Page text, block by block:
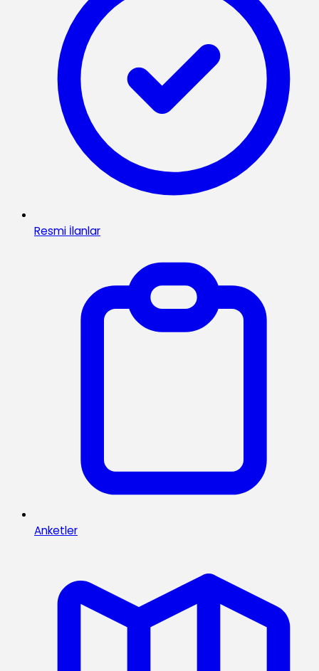
Resmi İlanlar
Anketler